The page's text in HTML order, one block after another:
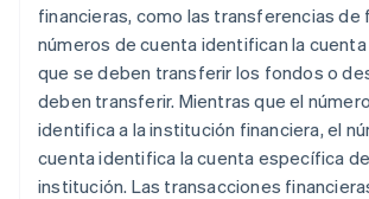
financieras, como las transferencias de
números de cuenta identifican la
que se deben transferir los fondos o
deben transferir. Mientras que el
identifica a la institución financiera, el
cuenta identifica la cuenta específica
institución. Las transacciones